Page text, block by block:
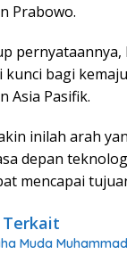
Prabowo.
pernyataannya,
kunci bagi
Asia Pasifik.
inilah arah
depan
mencapai
Muda